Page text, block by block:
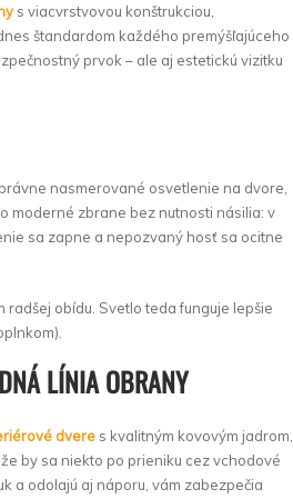
s viacvrstvovou konštrukciou,
štandardom každého premýšľajúceho
prvok – ale aj estetickú vizitku
nasmerované osvetlenie na dvore,
moderné zbrane bez nutnosti násilia: v
sa zapne a nepozvaný hosť sa ocitne
obídu. Svetlo teda funguje lepšie
LÍNIA OBRANY
dvere s kvalitným kovovým jadrom,
by sa niekto po prieniku cez vchodové
a odolajú aj náporu, vám zabezpečia